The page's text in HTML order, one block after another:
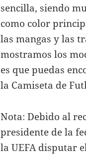
sencilla, siendo
como color
las mangas y las
mostramos los
es que puedas
la Camiseta de
Nota: Debido al
presidente de la
la UEFA disputar